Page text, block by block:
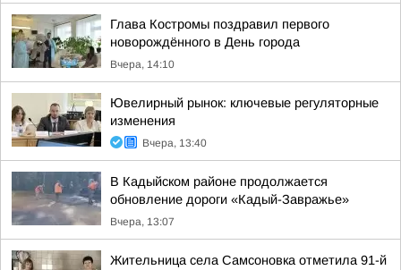
Глава Костромы поздравил первого
новорождённого в День города
Вчера, 14:10
Ювелирный рынок: ключевые регуляторные
изменения
Вчера, 13:40
В Кадыйском районе продолжается
обновление дороги «Кадый-Завражье»
Вчера, 13:07
Жительница села Самсоновка отметила 91-й